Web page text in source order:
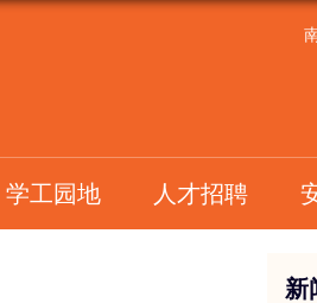
学工园地 人才招聘
新